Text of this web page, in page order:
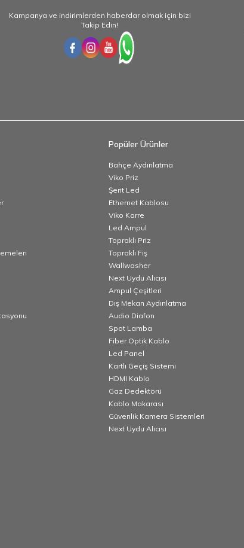
Kampanya ve indirimlerden haberdar olmak için bizi
Takip Edin!
Popüler Ürünler
Bahçe Aydınlatma
Viko Priz
Şerit Led
Ethernet Kablosu
Viko Karre
Led Ampul
Topraklı Priz
Topraklı Fiş
Wallwasher
Next Uydu Alıcısı
Ampul Çeşitleri
Dış Mekan Aydınlatma
Audio Diafon
Spot Lamba
Fiber Optik Kablo
Led Panel
Kartlı Geçiş Sistemi
HDMI Kablo
Gaz Dedektörü
Kablo Makarası
Güvenlik Kamera Sistemleri
Next Uydu Alıcısı